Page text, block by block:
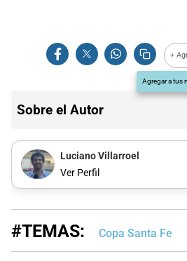
+
Agregar a tus
Sobre el Autor
Luciano Villarroel
Ver Perfil
#TEMAS: Copa Santa Fe